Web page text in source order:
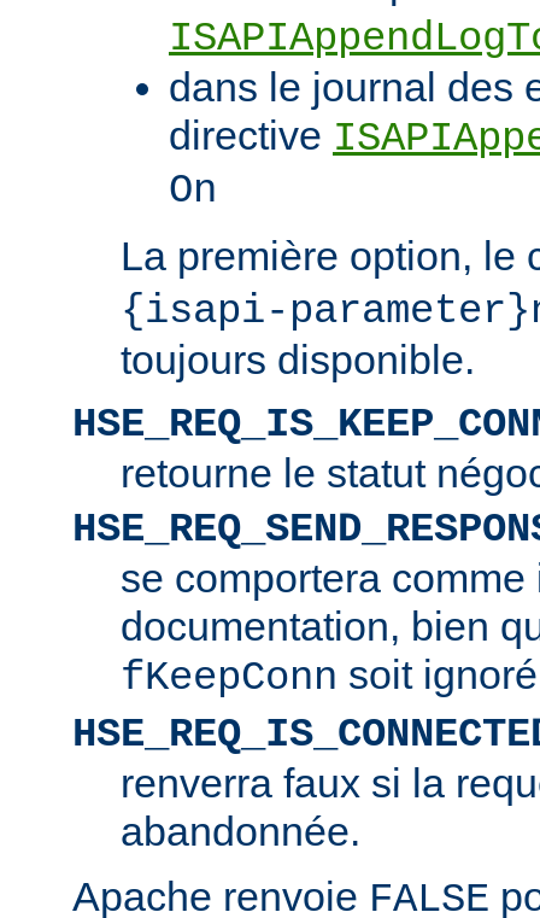
dans le journal des
directive
On
La première option, le
{isapi-
toujours disponible.
retourne le statut
se comportera
documentation, bien
fKeepConn soit
renverra faux si la
abandonnée.
Apache renvoie FALSE